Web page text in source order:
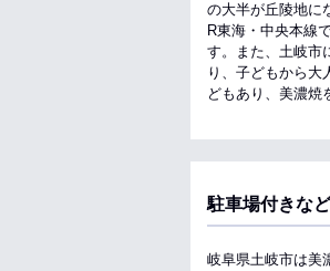
の大半が丘陵地に
R東海・中央本線
す。また、土岐市
り、子どもから大
どもあり、美濃焼
駐車場付きな
岐阜県土岐市は美